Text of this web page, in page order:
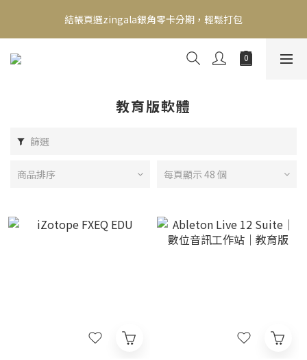
新會員送500！滿額最高回饋2000，刷卡最高12期零利率，馬上了
解👉
結帳頁選zingala銀角零卡分期，輕鬆打包
新會員送500！滿額最高回饋2000，刷卡最高12期零利率，馬上了
教育版軟體
篩選
商品排序 每頁顯示 48 個